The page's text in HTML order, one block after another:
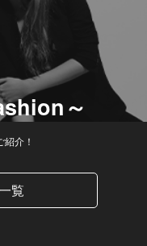
～
介！
覧